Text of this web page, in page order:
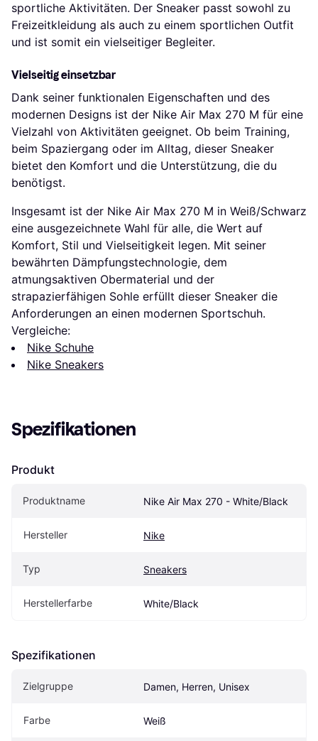
sportliche Aktivitäten. Der Sneaker passt sowohl zu
Freizeitkleidung als auch zu einem sportlichen Outfit
und ist somit ein vielseitiger Begleiter.
Vielseitig einsetzbar
Dank seiner funktionalen Eigenschaften und des
modernen Designs ist der Nike Air Max 270 M für eine
Vielzahl von Aktivitäten geeignet. Ob beim Training,
beim Spaziergang oder im Alltag, dieser Sneaker
bietet den Komfort und die Unterstützung, die du
benötigst.
Insgesamt ist der Nike Air Max 270 M in Weiß/Schwarz
eine ausgezeichnete Wahl für alle, die Wert auf
Komfort, Stil und Vielseitigkeit legen. Mit seiner
bewährten Dämpfungstechnologie, dem
atmungsaktiven Obermaterial und der
strapazierfähigen Sohle erfüllt dieser Sneaker die
Anforderungen an einen modernen Sportschuh.
Vergleiche:
Nike Schuhe
Nike Sneakers
Spezifikationen
Produkt
Produktname Nike Air Max 270 - White/Black
Hersteller Nike
Typ Sneakers
Herstellerfarbe White/Black
Spezifikationen
Zielgruppe Damen, Herren, Unisex
Farbe Weiß